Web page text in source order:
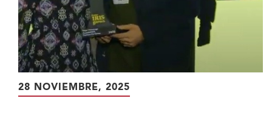
28 NOVIEMBRE, 2025